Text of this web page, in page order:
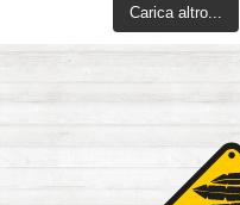
Carica altro...